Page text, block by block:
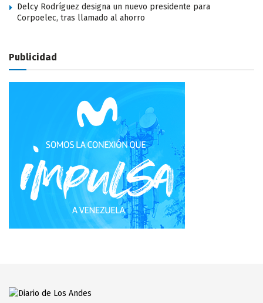
Delcy Rodríguez designa un nuevo presidente para
Corpoelec, tras llamado al ahorro
Publicidad